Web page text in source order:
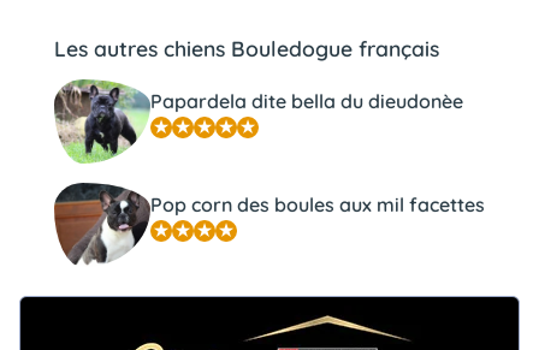
Les autres chiens Bouledogue français
Papardela dite bella du dieudonèe
Pop corn des boules aux mil facettes